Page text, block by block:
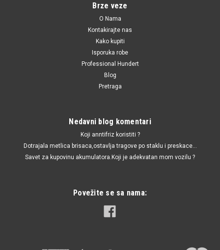
Brze veze
O Nama
Kontakirajte nas
Kako kupiti
Isporuka robe
Professional Hundert
Blog
Pretraga
Nedavni blog komentari
Koji anntifriz koristiti ?
Dotrajala metlica brisaca,ostavlja tragove po staklu i preskace...
Savet za kupovinu akumulatora.Koji je adekvatan mom vozilu ?
Povežite se sa nama: